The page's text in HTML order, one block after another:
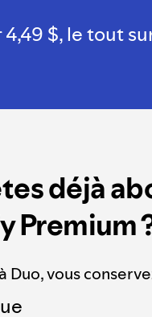
$, le tout
déjà
Premium
Duo, vous